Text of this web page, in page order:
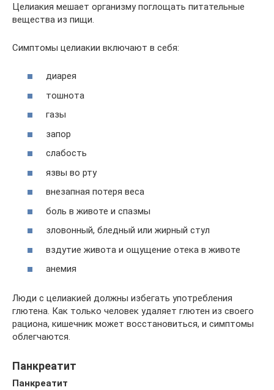
Целиакия мешает организму поглощать питательные
вещества из пищи.
Симптомы целиакии включают в себя:
диарея
тошнота
газы
запор
слабость
язвы во рту
внезапная потеря веса
боль в животе и спазмы
зловонный, бледный или жирный стул
вздутие живота и ощущение отека в животе
анемия
Люди с целиакией должны избегать употребления
глютена. Как только человек удаляет глютен из своего
рациона, кишечник может восстановиться, и симптомы
облегчаются.
Панкреатит
Панкреатит